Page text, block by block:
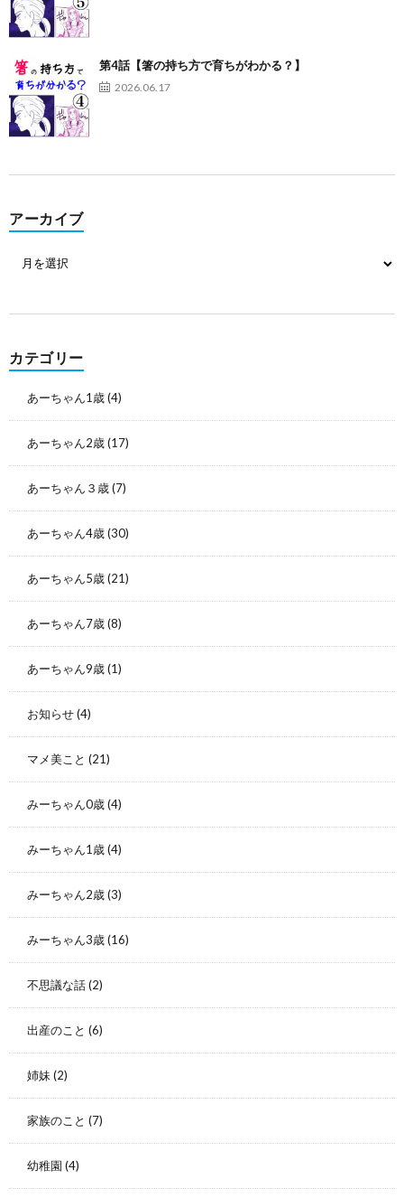
第4話【箸の持ち方で育ちがわかる？】
2026.06.17
アーカイブ
カテゴリー
あーちゃん1歳(4)
あーちゃん2歳(17)
あーちゃん３歳(7)
あーちゃん4歳(30)
あーちゃん5歳(21)
あーちゃん7歳(8)
あーちゃん9歳(1)
お知らせ(4)
マメ美こと (21)
みーちゃん0歳(4)
みーちゃん1歳(4)
みーちゃん2歳(3)
みーちゃん3歳(16)
不思議な話(2)
出産のこと (6)
姉妹 (2)
家族のこと (7)
幼稚園 (4)